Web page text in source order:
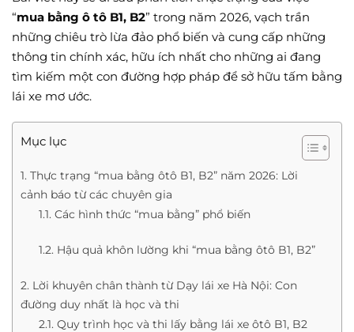
“mua bằng ô tô B1, B2” trong năm 2026, vạch trần
những chiêu trò lừa đảo phổ biến và cung cấp những
thông tin chính xác, hữu ích nhất cho những ai đang
tìm kiếm một con đường hợp pháp để sở hữu tấm bằng
lái xe mơ ước.
Mục lục
1. Thực trạng “mua bằng ôtô B1, B2” năm 2026: Lời
cảnh báo từ các chuyên gia
1.1. Các hình thức “mua bằng” phổ biến
1.2. Hậu quả khôn lường khi “mua bằng ôtô B1, B2”
2. Lời khuyên chân thành từ Dạy lái xe Hà Nội: Con
đường duy nhất là học và thi
2.1. Quy trình học và thi lấy bằng lái xe ôtô B1, B2